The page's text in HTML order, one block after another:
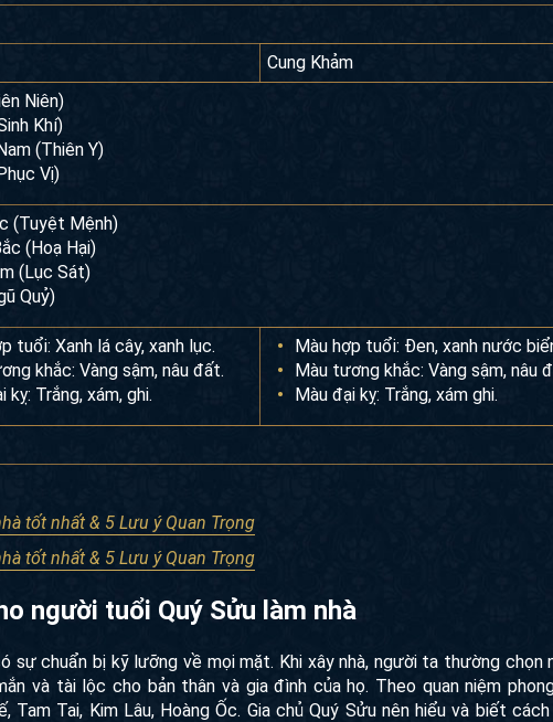
Cung Khảm
Niên)
Khí)
(Thiên Y)
Vị)
(Tuyệt Mệnh)
(Hoạ Hại)
(Lục Sát)
Quỷ)
tuổi: Xanh lá cây, xanh lục.
khắc: Vàng sậm, nâu đất.
kỵ: Trắng, xám, ghi.
Màu hợp tuổi: Đen, xanh nước
Màu tương khắc: Vàng sậm, nâu
Màu đại kỵ: Trắng, xám ghi.
tốt nhất & 5 Lưu ý Quan Trọng
tốt nhất & 5 Lưu ý Quan Trọng
người tuổi Quý Sửu làm nhà
sự chuẩn bị kỹ lưỡng về mọi mặt. Khi xây nhà, người ta thường chọn
và tài lộc cho bản thân và gia đình của họ. Theo quan niệm
Tam Tai, Kim Lâu, Hoàng Ốc. Gia chủ Quý Sửu nên hiểu và biết